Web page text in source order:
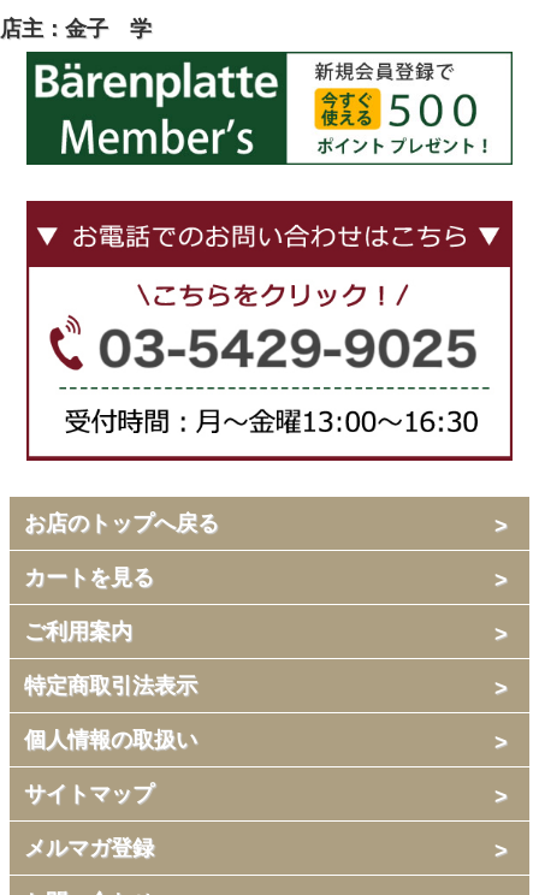
店主：金子 学
お店のトップへ戻る
カートを見る
ご利用案内
特定商取引法表示
個人情報の取扱い
サイトマップ
メルマガ登録